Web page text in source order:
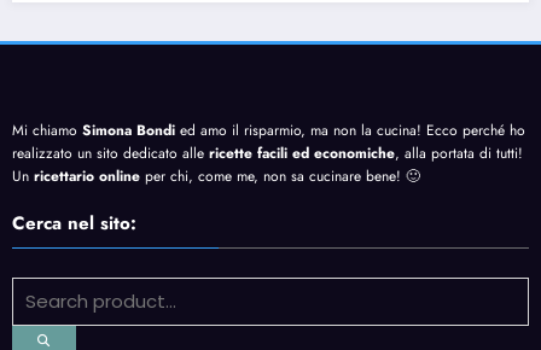
Mi chiamo Simona Bondi ed amo il risparmio, ma non la cucina! Ecco perché ho
realizzato un sito dedicato alle ricette facili ed economiche, alla portata di tutti!
Un ricettario online per chi, come me, non sa cucinare bene! 🙂
Cerca nel sito: